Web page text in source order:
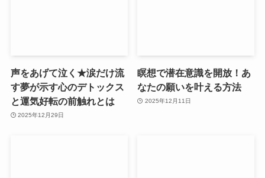
声をあげて泣く★涙だけ流
す夢が示す心のデトックス
と運気好転の前触れとは
2025年12月29日
瞑想で潜在意識を開放！あ
なたの願いを叶える方法
2025年12月11日